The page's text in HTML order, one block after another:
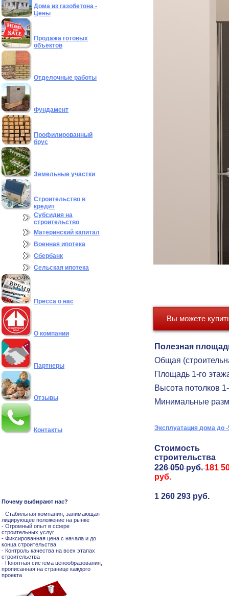
Дома из газобетона -
Цены
Продажа готовых
объектов
Отделочные работы
Фундамент
Профилированный
брус
Земельные участки
Строительство в
кредит
Субсидия на
строительство
Материнский капитал
Военная ипотека
Сбербанк
Сельская ипотека
Пресса о нас
О компании
Партнеры
Отзывы
Контакты
Почему выбирают нас?
- Стабильная компания, занимающая
лидирующее положение на рынке
- Огромный опыт в сфере
строительных услуг
- Фиксированная цена с начала и до
конца строительства
- Контроль качества на всех этапах
строительства
- Понятная система ценообразования,
прописанная на странице каждого
проекта
Вы можете
Полезная
Общая
Площадь 1-го
Высота потолков
Минимальные
Эксплуатация дома до
Стоимость
строительства
226 050 руб.181
руб.
1 260 293 руб.